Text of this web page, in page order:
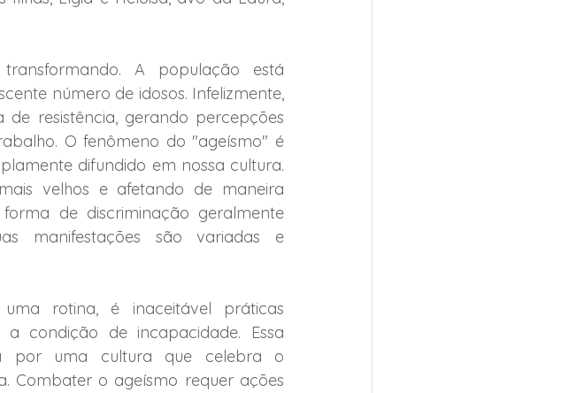
A população está
número de idosos. Infelizmente,
resistência, gerando percepções
O fenômeno do "ageísmo" é
difundido em nossa cultura.
velhos e afetando de maneira
de discriminação geralmente
manifestações são variadas e
rotina, é inaceitável práticas
condição de incapacidade. Essa
por uma cultura que celebra o
Combater o ageísmo requer ações